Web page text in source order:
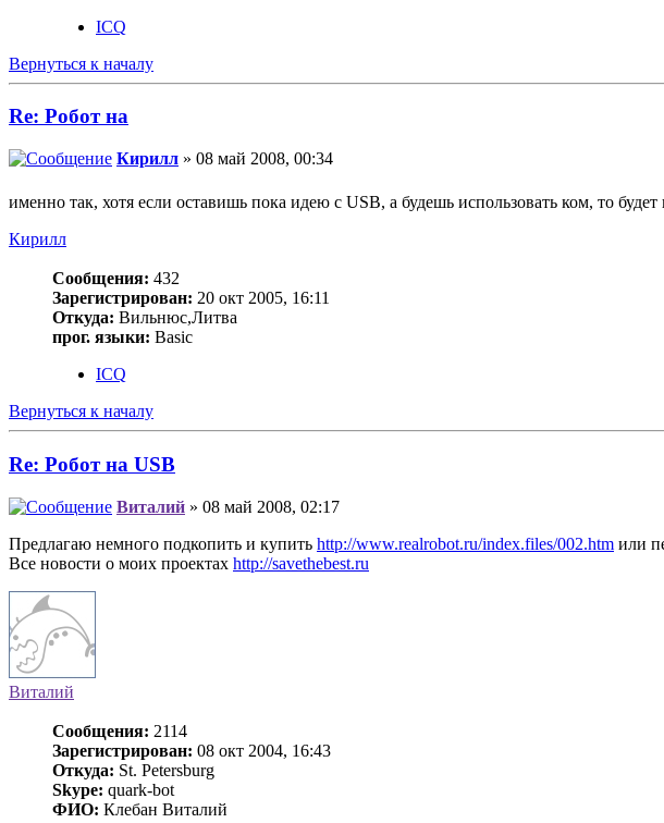
ICQ
Вернуться к началу
Re: Робот на
Кирилл » 08 май 2008, 00:34
именно так, хотя если оставишь пока идею с USB, а будешь использовать ком, то
Кирилл
Сообщения: 432
Зарегистрирован: 20 окт 2005, 16:11
Откуда: Вильнюс,Литва
прог. языки: Basic
ICQ
Вернуться к началу
Re: Робот на USB
Виталий » 08 май 2008, 02:17
Предлагаю немного подкопить и купить http://www.realrobot.ru/index.files/002.htm или
Все новости о моих проектах http://savethebest.ru
Виталий
Сообщения: 2114
Зарегистрирован: 08 окт 2004, 16:43
Откуда: St. Petersburg
Skype: quark-bot
ФИО: Клебан Виталий